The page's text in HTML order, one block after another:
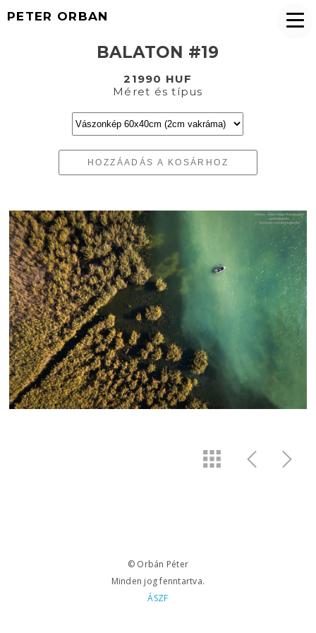
PETER ORBAN
BALATON #19
21990 HUF
Méret és típus
HOZZÁADÁS A KOSÁRHOZ
© Orbán Péter
Minden jog fenntartva.
ÁSZF